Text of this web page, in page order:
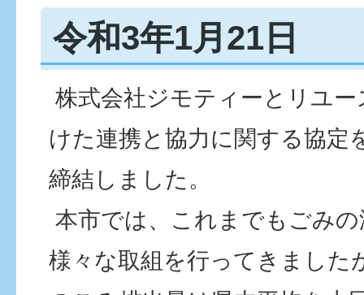
令和3年1月21日
株式会社ジモティーとリユ
けた連携と協力に関する協定
締結しました。
本市では、これまでもごみ
様々な取組を行ってきました